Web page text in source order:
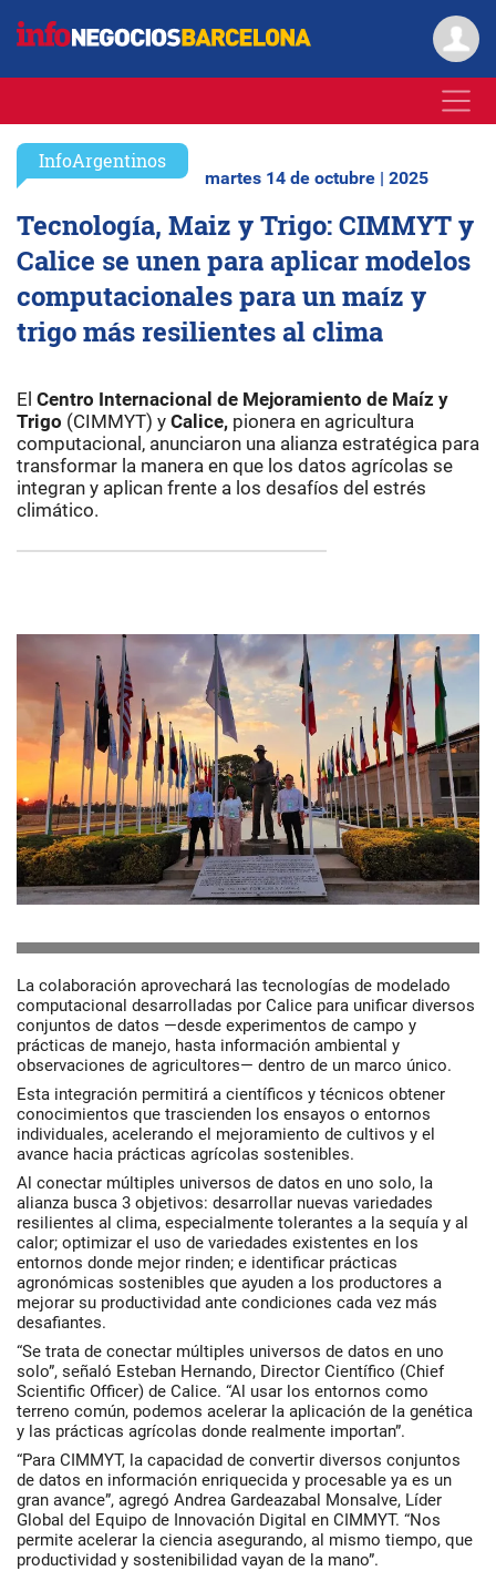
InfoArgentinos
martes 14 de octubre | 2025
Tecnología, Maiz y Trigo: CIMMYT y
Calice se unen para aplicar modelos
computacionales para un maíz y
trigo más resilientes al clima
El Centro Internacional de Mejoramiento de Maíz y
Trigo (CIMMYT) y Calice, pionera en agricultura
computacional, anunciaron una alianza estratégica para
transformar la manera en que los datos agrícolas se
integran y aplican frente a los desafíos del estrés
climático.
La colaboración aprovechará las tecnologías de modelado
computacional desarrolladas por Calice para unificar diversos
conjuntos de datos —desde experimentos de campo y
prácticas de manejo, hasta información ambiental y
observaciones de agricultores— dentro de un marco único.
Esta integración permitirá a científicos y técnicos obtener
conocimientos que trascienden los ensayos o entornos
individuales, acelerando el mejoramiento de cultivos y el
avance hacia prácticas agrícolas sostenibles.
Al conectar múltiples universos de datos en uno solo, la
alianza busca 3 objetivos: desarrollar nuevas variedades
resilientes al clima, especialmente tolerantes a la sequía y al
calor; optimizar el uso de variedades existentes en los
entornos donde mejor rinden; e identificar prácticas
agronómicas sostenibles que ayuden a los productores a
mejorar su productividad ante condiciones cada vez más
desafiantes.
“Se trata de conectar múltiples universos de datos en uno
solo”, señaló Esteban Hernando, Director Científico (Chief
Scientific Officer) de Calice. “Al usar los entornos como
terreno común, podemos acelerar la aplicación de la genética
y las prácticas agrícolas donde realmente importan”.
“Para CIMMYT, la capacidad de convertir diversos conjuntos
de datos en información enriquecida y procesable ya es un
gran avance”, agregó Andrea Gardeazabal Monsalve, Líder
Global del Equipo de Innovación Digital en CIMMYT. “Nos
permite acelerar la ciencia asegurando, al mismo tiempo, que
productividad y sostenibilidad vayan de la mano”.